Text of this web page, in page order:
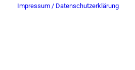
Impressum / Datenschutzerklärung